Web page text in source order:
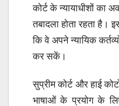
कोर्ट के न्यायाधीशों का
तबादला होता रहता है।
कि वे अपने न्यायिक
कर सकें।
सुप्रीम कोर्ट और हाई
भाषाओं के प्रयोग के